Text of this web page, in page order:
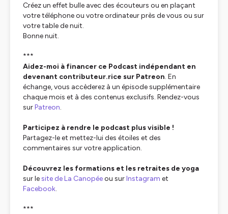
Créez un effet bulle avec des écouteurs ou en plaçant
votre téléphone ou votre ordinateur près de vous ou sur
votre table de nuit.
Bonne nuit.
***
Aidez-moi à financer ce Podcast indépendant en
devenant contributeur.rice sur Patreon. En
échange, vous accèderez à un épisode supplémentaire
chaque mois et à des contenus exclusifs. Rendez-vous
surPatreon.
Participez à rendre le podcast plus visible !
Partagez-le et mettez-lui des étoiles et des
commentaires sur votre application.
Découvrez les formations et les retraites de yoga
sur lesite de La Canopéeou surInstagram et
Facebook.
***